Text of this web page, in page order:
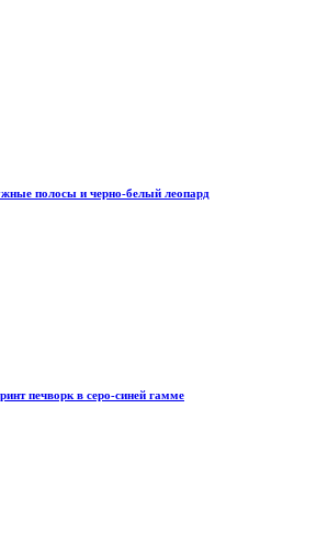
полосы и черно-белый леопард
печворк в серо-синей гамме